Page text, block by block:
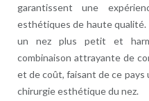
garantissent une
esthétiques de haute
un nez plus petit et
combinaison attrayante de
et de coût, faisant de ce
chirurgie esthétique du nez.